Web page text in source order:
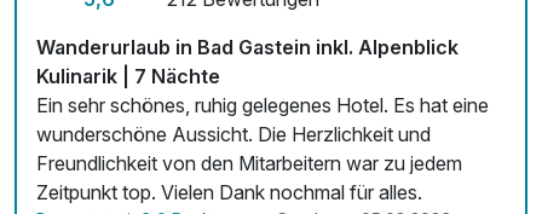
Mit Hotelbar
Wanderurlaub in Bad Gastein inkl. Alpenblick
Kulinarik | 7 Nächte
Ein sehr schönes, ruhig gelegenes Hotel. Es hat eine
wunderschöne Aussicht. Die Herzlichkeit und
Freundlichkeit von den Mitarbeitern war zu jedem
Zeitpunkt top. Vielen Dank nochmal für alles.